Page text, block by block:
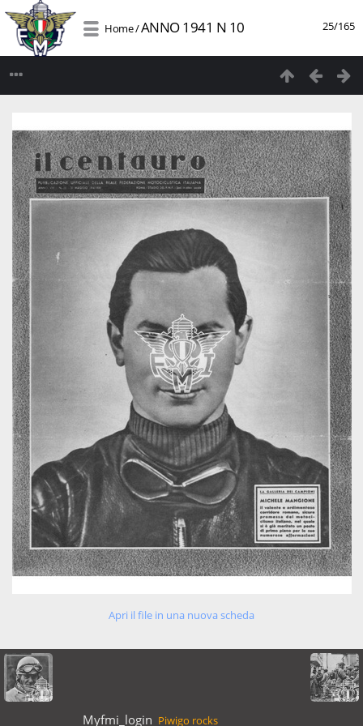
25/165
Home/ANNO 1941 N 10
Apri il file in una nuova scheda
Myfmi_login Piwigo rocks